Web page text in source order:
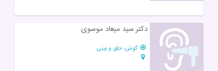
دکتر سید میعاد موسوی
گوش، حلق و بینی